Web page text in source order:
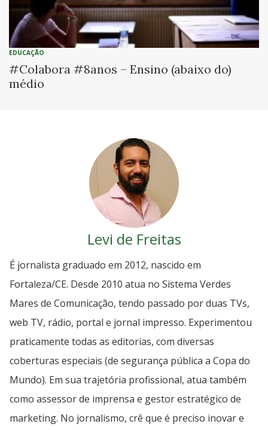
EDUCAÇÃO
#Colabora #8anos – Ensino (abaixo do)
médio
Levi de Freitas
É jornalista graduado em 2012, nascido em
Fortaleza/CE. Desde 2010 atua no Sistema Verdes
Mares de Comunicação, tendo passado por duas TVs,
web TV, rádio, portal e jornal impresso. Experimentou
praticamente todas as editorias, com diversas
coberturas especiais (de segurança pública a Copa do
Mundo). Em sua trajetória profissional, atua também
como assessor de imprensa e gestor estratégico de
marketing. No jornalismo, crê que é preciso inovar e